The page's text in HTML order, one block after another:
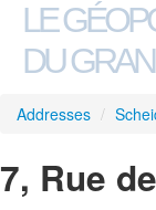
LE
DU
Addresses /
7, Rue